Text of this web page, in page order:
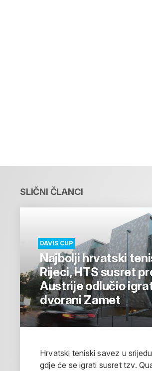
SLIČNI ČLANCI
DAVIS CUP
Najbolji hrvatski
Rijeci, HTS susret
Austrije odlučio
dvorani Zamet
Hrvatski teniski savez u
gdje će se igrati susret tzv.